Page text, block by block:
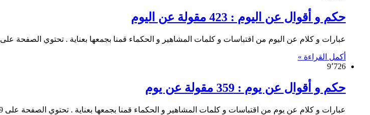
حكم و أقوال عن اليوم : 423 مقولة عن اليوم
عبارات و كلام عن اليوم من اقتباسات و كلمات المشاهير و الحكماء قمنا بجمعها بعناية . تحتوي الصفحة على 423…
أكمل القراءة »
9٬726
حكم و أقوال عن يوم : 359 مقولة عن يوم
عبارات و كلام عن يوم من اقتباسات و كلمات المشاهير و الحكماء قمنا بجمعها بعناية . تحتوي الصفحة على 359…